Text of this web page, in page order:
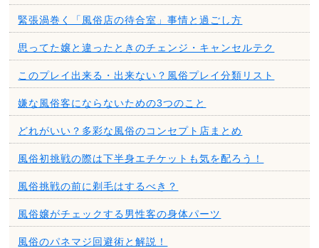
緊張渦巻く「風俗店の待合室」事情と過ごし方
思ってた嬢と違ったときのチェンジ・キャンセルテク
このプレイ出来る・出来ない？風俗プレイ分類リスト
嫌な風俗客にならないための3つのこと
どれがいい？多彩な風俗のコンセプト店まとめ
風俗初挑戦の際は下半身エチケットも気を配ろう！
風俗挑戦の前に剃毛はするべき？
風俗嬢がチェックする男性客の身体パーツ
風俗のパネマジ回避術と解説！